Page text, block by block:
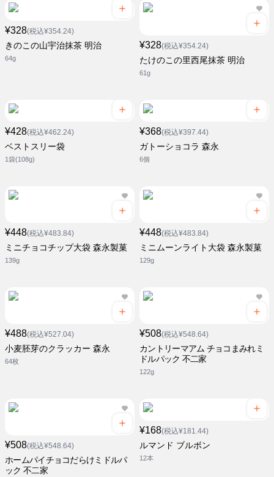
¥328(税込¥354.24)
きのこの山宇治抹茶 明治
64g
¥328(税込¥354.24)
たけのこの里西尾抹茶 明治
61g
¥428(税込¥462.24)
ベストスリー袋
1袋(108g)
¥368(税込¥397.44)
ガトーショコラ 森永
6個
¥448(税込¥483.84)
ミニチョコチップ大袋 森永製菓
139g
¥448(税込¥483.84)
ミニムーンライト大袋 森永製菓
129g
¥488(税込¥527.04)
小麦胚芽のクラッカー 森永
64枚
¥508(税込¥548.64)
カントリーマアム チョコまみれミ
ドルパック 不二家
122g
¥508(税込¥548.64)
ホームパイチョコだらけミドルパ
ック 不二家
¥168(税込¥181.44)
ルマンド ブルボン
12本